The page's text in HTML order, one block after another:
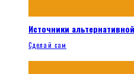
Источники
Сделай сам